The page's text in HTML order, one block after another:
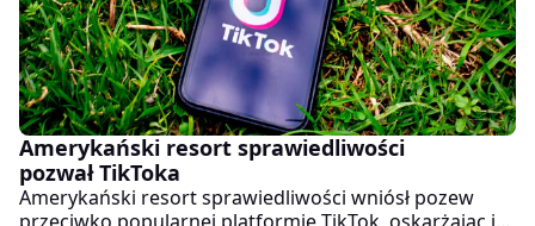
Amerykański resort sprawiedliwości
pozwał TikToka
Amerykański resort sprawiedliwości wniósł pozew